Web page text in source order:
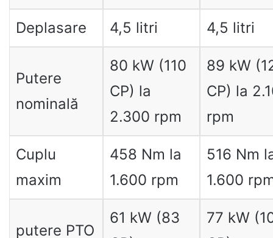
Deplasare 4,5 litri 4,5 litri
Putere
nominală
80 kW (110
CP) la
2.300 rpm
89 kW
CP) la
rpm
Cuplu
maxim
458 Nm la
1.600 rpm
516 Nm
1.600
putere PTO
61 kW (83
77 kW